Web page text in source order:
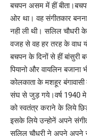
बचपन असम में हीं
ओर था। वह संगीतकार
नही ली थी। सलिल
वजह से वह हर तरह के वाध
बचपन के दिनों से हीं बांसुरी
पियानो और वायलिन बजाना
कोलकाता के मशहूर
संघ से जुड़ गये।वर्ष 1940
को स्वतंत्र कराने के लिये
इसके लिये उन्होनें अपने
सलिल चौधरी ने अपने अपने